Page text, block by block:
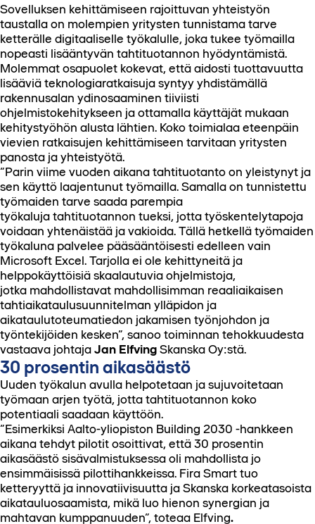
Sovelluksen kehittämiseen rajoittuvan yhteistyön
taustalla on molempien yritysten tunnistama tarve
ketterälle digitaaliselle työkalulle, joka tukee työmailla
nopeasti lisääntyvän tahtituotannon hyödyntämistä.
Molemmat osapuolet kokevat, että aidosti tuottavuutta
lisääviä teknologiaratkaisuja syntyy yhdistämällä
rakennusalan ydinosaaminen tiiviisti
ohjelmistokehitykseen ja ottamalla käyttäjät mukaan
kehitystyöhön alusta lähtien. Koko toimialaa eteenpäin
vievien ratkaisujen kehittämiseen tarvitaan yritysten
panosta ja yhteistyötä.
”Parin viime vuoden aikana tahtituotanto on yleistynyt ja
sen käyttö laajentunut työmailla. Samalla on tunnistettu
työmaiden tarve saada parempia
työkaluja tahtituotannon tueksi, jotta työskentelytapoja
voidaan yhtenäistää ja vakioida. Tällä hetkellä työmaiden
työkaluna palvelee pääsääntöisesti edelleen vain
Microsoft Excel. Tarjolla ei ole kehittyneitä ja
helppokäyttöisiä skaalautuvia ohjelmistoja,
jotka mahdollistavat mahdollisimman reaaliaikaisen
tahtiaikataulusuunnitelman ylläpidon ja
aikataulutoteumatiedon jakamisen työnjohdon ja
työntekijöiden kesken”, sanoo toiminnan tehokkuudesta
vastaava johtajaJan ElfvingSkanska Oy:stä.
30 prosentin aikasäästö
Uuden työkalun avulla helpotetaan ja sujuvoitetaan
työmaan arjen työtä, jotta tahtituotannon koko
potentiaali saadaan käyttöön.
”Esimerkiksi Aalto-yliopiston Building 2030 -hankkeen
aikana tehdyt pilotit osoittivat, että 30 prosentin
aikasäästö sisävalmistuksessa oli mahdollista jo
ensimmäisissä pilottihankkeissa. Fira Smart tuo
ketteryyttä ja innovatiivisuutta ja Skanska korkeatasoista
aikatauluosaamista, mikä luo hienon synergian ja
mahtavan kumppanuuden”, toteaa Elfving.